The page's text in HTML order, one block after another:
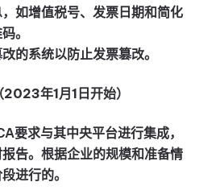
如增值税号、发票日期和简化
。
的系统以防止发票篡改。
年1月1日开始）
要求与其中央平台进行集成，
告。根据企业的规模和准备情
进行的。